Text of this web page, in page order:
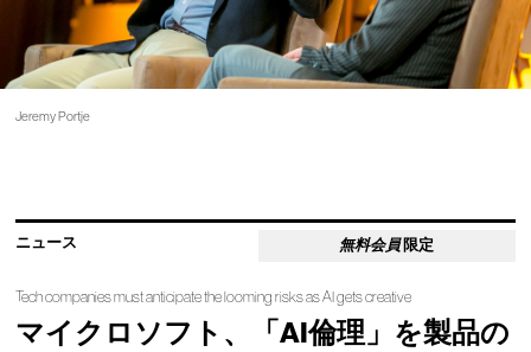
Jeremy Portje
ニュース 無料会員 限定
Tech companies must anticipate the looming risks as AI gets creative
マイクロソフト、「AI倫理」を製品の